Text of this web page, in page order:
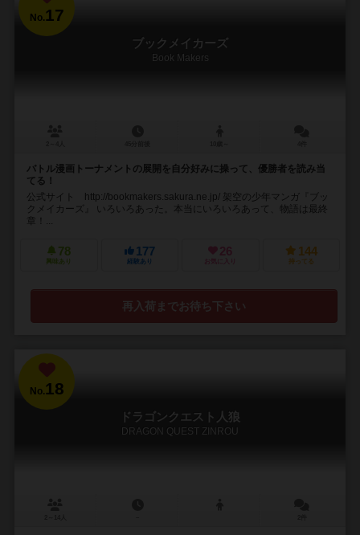
No.17
ブックメイカーズ
Book Makers
バトル漫画トーナメントの展開を自分好みに操って、優勝者を読み当
てる！
公式サイト http://bookmakers.sakura.ne.jp/ 架空の少年マンガ『ブッ
クメイカーズ』 いろいろあった。本当にいろいろあって、物語は最終
章！...
78
興味あり
177
経験あり
26
お気に入り
144
持ってる
再入荷までお待ち下さい
No.18
ドラゴンクエスト人狼
DRAGON QUEST ZINROU